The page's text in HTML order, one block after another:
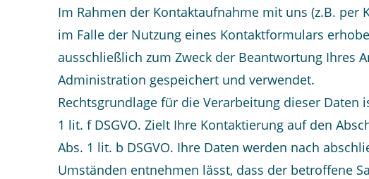
Im Rahmen der Kontaktaufnahme mit uns (z.B.
im Falle der Nutzung eines Kontaktformulars
ausschließlich zum Zweck der Beantwortung Ihres
Administration gespeichert und verwendet.
Rechtsgrundlage für die Verarbeitung dieser Daten
1 lit. f DSGVO. Zielt Ihre Kontaktierung auf den
Abs. 1 lit. b DSGVO. Ihre Daten werden nach
Umständen entnehmen lässt, dass der betroffene